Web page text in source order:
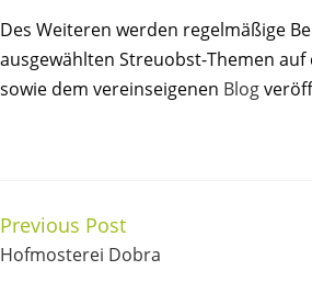
Des Weiteren werden regelmäßige
ausgewählten Streuobst-Themen
sowie dem vereinseigenen Blog
Previous Post
Hofmosterei Dobra